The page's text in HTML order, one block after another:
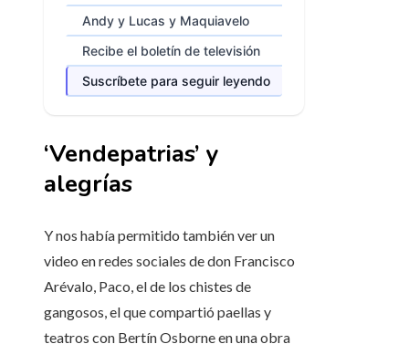
Andy y Lucas y Maquiavelo
Recibe el boletín de televisión
Suscríbete para seguir leyendo
‘Vendepatrias’ y
alegrías
Y nos había permitido también ver un
video en redes sociales de don Francisco
Arévalo, Paco, el de los chistes de
gangosos, el que compartió paellas y
teatros con Bertín Osborne en una obra